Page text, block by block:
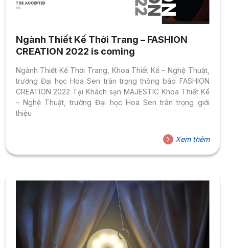
Ngành Thiết Kế Thời Trang – FASHION
CREATION 2022 is coming
Ngành Thiết Kế Thời Trang, Khoa Thiết Kế – Nghệ Thuật,
trường Đại học Hoa Sen trân trọng thông báo FASHION
CREATION 2022 Tại Khách sạn MAJESTIC Khoa Thiết Kế
– Nghệ Thuật, trường Đại học Hoa Sen trân trọng giới
thiệu
Xem thêm